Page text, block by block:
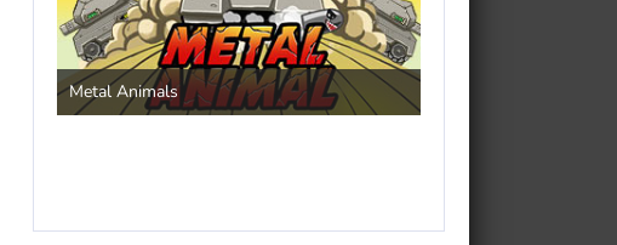
Metal Animals